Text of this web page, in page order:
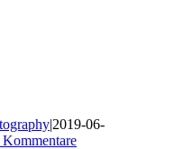
|2019-06-
Kommentare